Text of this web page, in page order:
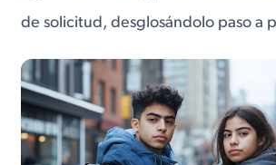
de solicitud, desglosándolo paso a